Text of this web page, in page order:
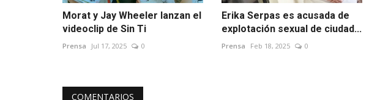
Morat y Jay Wheeler lanzan el
videoclip de Sin Ti
Prensa Jul 17, 2025 0
Erika Serpas es acusada de
explotación sexual de ciudad...
Prensa Feb 18, 2025 0
COMENTARIOS